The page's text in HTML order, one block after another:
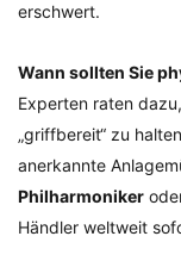
erschwert.
Wann sollten Sie
Experten raten
„griffbereit“ zu
anerkannte
Philharmoniker
Händler weltweit